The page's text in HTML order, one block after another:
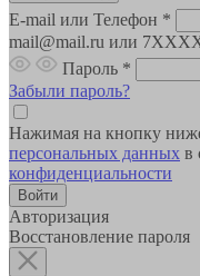
E-mail или Телефон *
mail@mail.ru или
Пароль *
Забыли пароль?
Нажимая на кнопку
персональных данных в
конфиденциальности
Авторизация
Восстановление пароля